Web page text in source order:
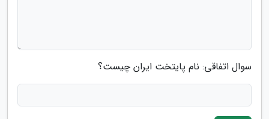
سوال اتفاقی: نام پایتخت ایران چیست؟